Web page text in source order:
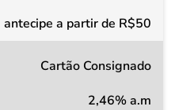
antecipe a partir de R$50
Cartão Consignado
2,46% a.m